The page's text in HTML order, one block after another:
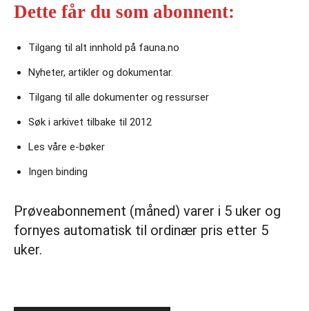
Dette får du som abonnent:
Tilgang til alt innhold på fauna.no
Nyheter, artikler og dokumentar.
Tilgang til alle dokumenter og ressurser
Søk i arkivet tilbake til 2012
Les våre e‑bøker
Ingen binding
Prøveabonnement (måned) varer i 5 uker og
fornyes automatisk til ordinær pris etter 5
uker.